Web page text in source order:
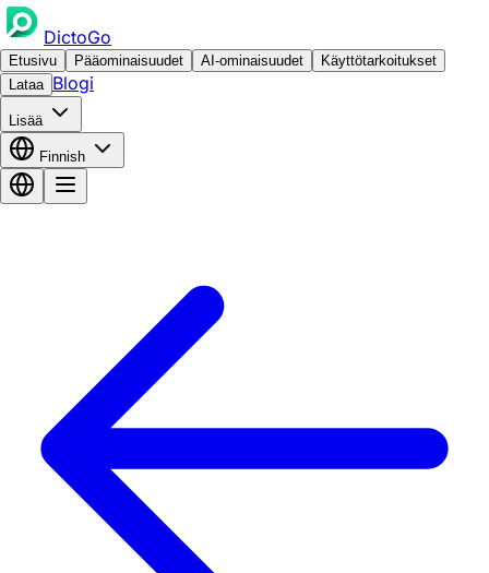
DictoGo
Etusivu Pääominaisuudet AI-ominaisuudet
Käyttötarkoitukset
Lataa Blogi
Lisää
Finnish